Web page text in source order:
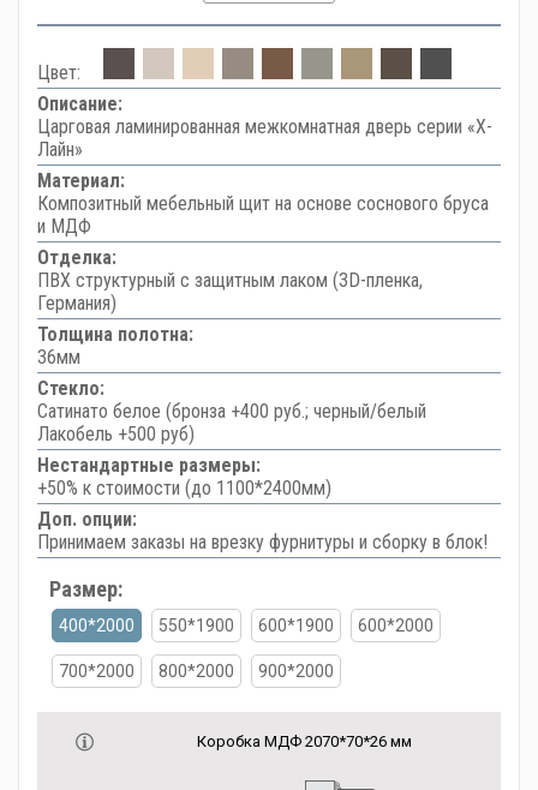
Цвет:
Описание:
Царговая ламинированная межкомнатная дверь серии «Х-
Лайн»
Материал:
Композитный мебельный щит на основе соснового бруса
и МДФ
Отделка:
ПВХ структурный с защитным лаком (3D-пленка,
Германия)
Толщина полотна:
36мм
Стекло:
Сатинато белое (бронза +400 руб.; черный/белый
Лакобель +500 руб)
Нестандартные размеры:
+50% к стоимости (до 1100*2400мм)
Доп. опции:
Принимаем заказы на врезку фурнитуры и сборку в блок!
Размер:
400*2000 550*1900 600*1900 600*2000
700*2000 800*2000 900*2000
Коробка МДФ 2070*70*26 мм